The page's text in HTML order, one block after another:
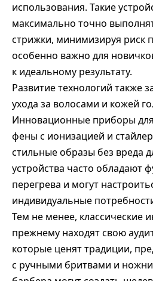
использования. Такие
максимально точно
стрижки, минимизируя риск
особенно важно для
к идеальному результату.
Развитие технологий также
ухода за волосами и кожей
Инновационные приборы для
фены с ионизацией и
стильные образы без вреда
устройства часто обладают
перегрева и могут
индивидуальные
Тем не менее, классические
прежнему находят свою
которые ценят традиции,
с ручными бритвами и